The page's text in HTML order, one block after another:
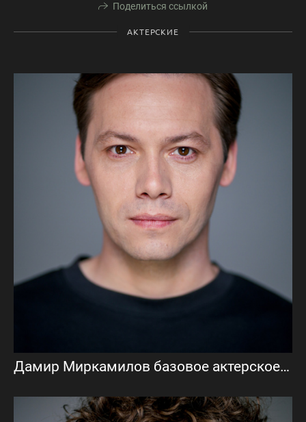
Поделиться ссылкой
АКТЕРСКИЕ
Дамир Миркамилов базовое актерское портфолио